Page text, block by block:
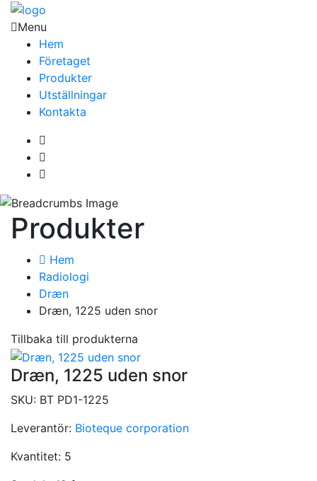
Menu
Hem
Företaget
Produkter
Utställningar
Kontakta
Produkter
Hem
Radiologi
Dræn
Dræn, 1225 uden snor
Tillbaka till produkterna
Dræn, 1225 uden snor
SKU: BT PD1-1225
Leverantör: Bioteque corporation
Kvantitet: 5